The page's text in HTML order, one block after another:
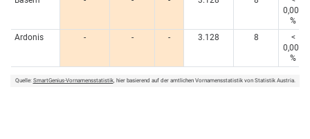
0,005
%
Ardonis
- - - 3.128 8
<
0,005
%
Quelle: SmartGenius-Vornamensstatistik, hier basierend auf der amtlichen Vornamensstatistik von Statistik Austria.